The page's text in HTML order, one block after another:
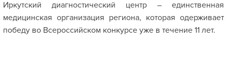
Иркутский диагностический центр – единственная
медицинская организация региона, которая одерживает
победу во Всероссийском конкурсе уже в течение 11 лет.